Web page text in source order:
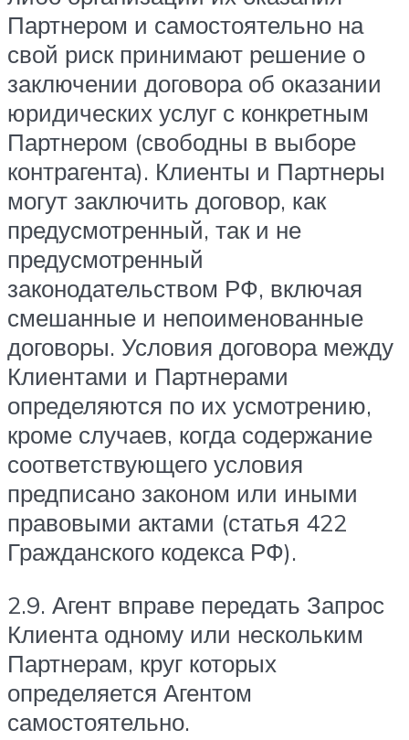
Партнером и самостоятельно на
свой риск принимают решение о
заключении договора об оказании
юридических услуг с конкретным
Партнером (свободны в выборе
контрагента). Клиенты и Партнеры
могут заключить договор, как
предусмотренный, так и не
предусмотренный
законодательством РФ, включая
смешанные и непоименованные
договоры. Условия договора между
Клиентами и Партнерами
определяются по их усмотрению,
кроме случаев, когда содержание
соответствующего условия
предписано законом или иными
правовыми актами (статья 422
Гражданского кодекса РФ).
2.9. Агент вправе передать Запрос
Клиента одному или нескольким
Партнерам, круг которых
определяется Агентом
самостоятельно.